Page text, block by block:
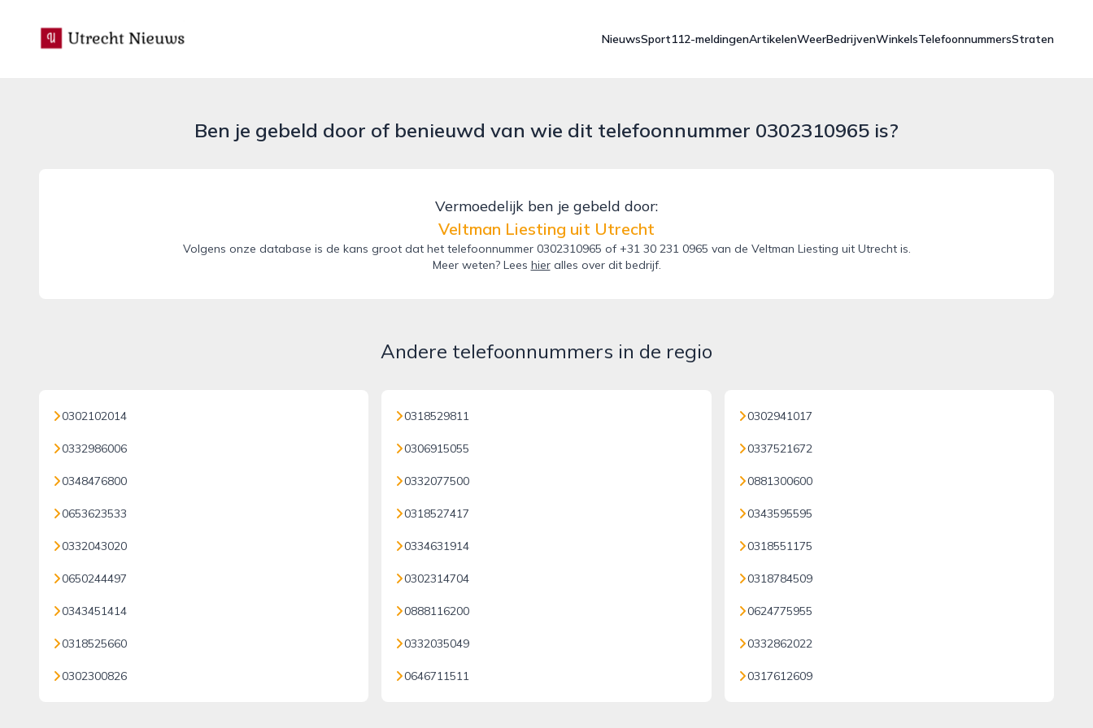
utrecht-nieuws.nl
NieuwsSport112-meldingenArtikelenWeerBedrijvenWinkelsTelefoonnummersStraten
Ben je gebeld door of benieuwd van wie dit telefoonnummer 0302310965 is?
Vermoedelijk ben je gebeld door:
Veltman Liesting uit Utrecht
Volgens onze database is de kans groot dat het telefoonnummer 0302310965 of +31 30 231 0965 van de Veltman Liesting uit Utrecht is.
Meer weten? Lees hieralles over dit bedrijf.
Andere telefoonnummers in de regio
0302102014
0332986006
0348476800
0653623533
0332043020
0650244497
0343451414
0318525660
0302300826
0318529811
0306915055
0332077500
0318527417
0334631914
0302314704
0888116200
0332035049
0646711511
0302941017
0337521672
0881300600
0343595595
0318551175
0318784509
0624775955
0332862022
0317612609